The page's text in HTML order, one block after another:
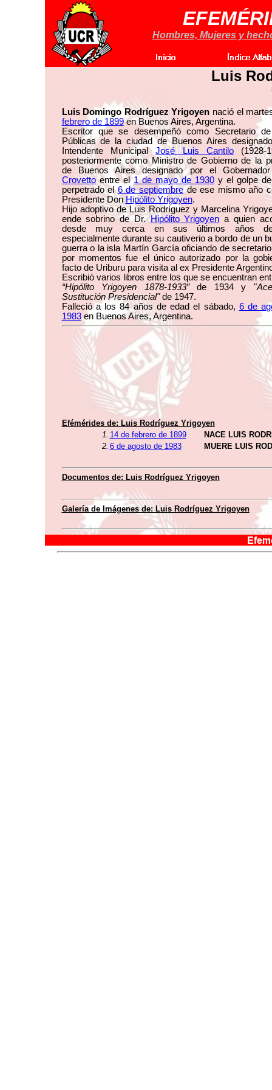
Hombres, Mujeres y
Luis
Luis Domingo Rodríguez Yrigoyen nació el
febrero de 1899en Buenos Aires, Argentina.
Escritor que se desempeñó como Secretario
Públicas de la ciudad de Buenos Aires
Intendente MunicipalJosé Luis Cantilo(1928-
posteriormente como Ministro de Gobierno de la
de Buenos Aires designado por el
Crovettoentre el 1 de mayo de 1930y el golpe de
perpetrado el6 de septiembrede ese mismo año
Presidente Don Hipólito Yrigoyen.
Hijo adoptivo de Luis Rodríguez y Marcelina
ende sobrino de Dr.Hipólito Yrigoyen a quien
desde muy cerca en sus últimos años
especialmente durante su cautiverio a bordo de un
guerra o la isla Martín García oficiando de
por momentos fue el único autorizado por la
facto de Uriburu para visita al ex Presidente
Escribió varios libros entre los que se encuentran
“Hipólito Yrigoyen 1878-1933”de 1934 y "
Sustitución Presidencial"de 1947.
Falleció a los 84 años de edad el sábado, 6 de
1983en Buenos Aires, Argentina.
Efémérides de: Luis Rodríguez Yrigoyen
1. 14 de febrero de 1899
NACE LUIS
2. 6 de agosto de 1983 MUERE LUIS
Documentos de: Luis Rodríguez Yrigoyen
Galería de Imágenes de: Luis Rodríguez Yrigoyen